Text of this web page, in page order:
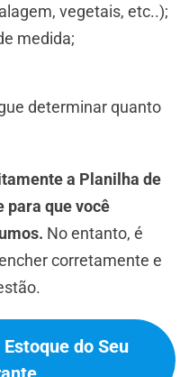
vegetais, etc..);
medida;
determinar quanto
a Planilha de
para que você
No entanto, é
corretamente e
do Seu